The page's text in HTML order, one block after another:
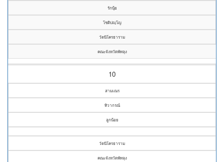
รักนุ้ย
โชติปญฺโญ
วัดนิโครธาราม
คณะจังหวัดพัทลุง
10
สามเณร
ทิวากรณ์
ลูกน้อย
วัดนิโครธาราม
คณะจังหวัดพัทลุง